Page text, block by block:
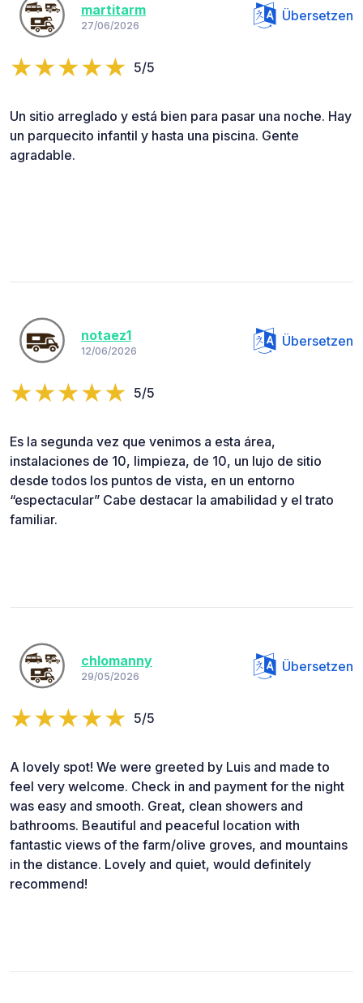
martitarm
27/06/2026
Übersetzen
5/5
Un sitio arreglado y está bien para pasar una noche. Hay
un parquecito infantil y hasta una piscina. Gente
agradable.
notaez1
12/06/2026
Übersetzen
5/5
Es la segunda vez que venimos a esta área,
instalaciones de 10, limpieza, de 10, un lujo de sitio
desde todos los puntos de vista, en un entorno
“espectacular” Cabe destacar la amabilidad y el trato
familiar.
chlomanny
29/05/2026
Übersetzen
5/5
A lovely spot! We were greeted by Luis and made to
feel very welcome. Check in and payment for the night
was easy and smooth. Great, clean showers and
bathrooms. Beautiful and peaceful location with
fantastic views of the farm/olive groves, and mountains
in the distance. Lovely and quiet, would definitely
recommend!